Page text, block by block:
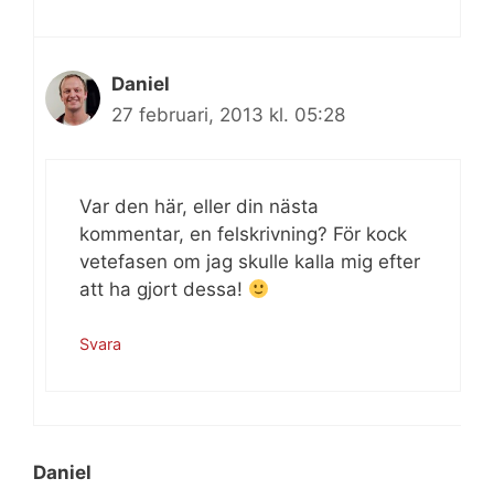
Daniel
27 februari, 2013 kl. 05:28
Var den här, eller din nästa
kommentar, en felskrivning? För kock
vetefasen om jag skulle kalla mig efter
att ha gjort dessa!
Svara
Daniel